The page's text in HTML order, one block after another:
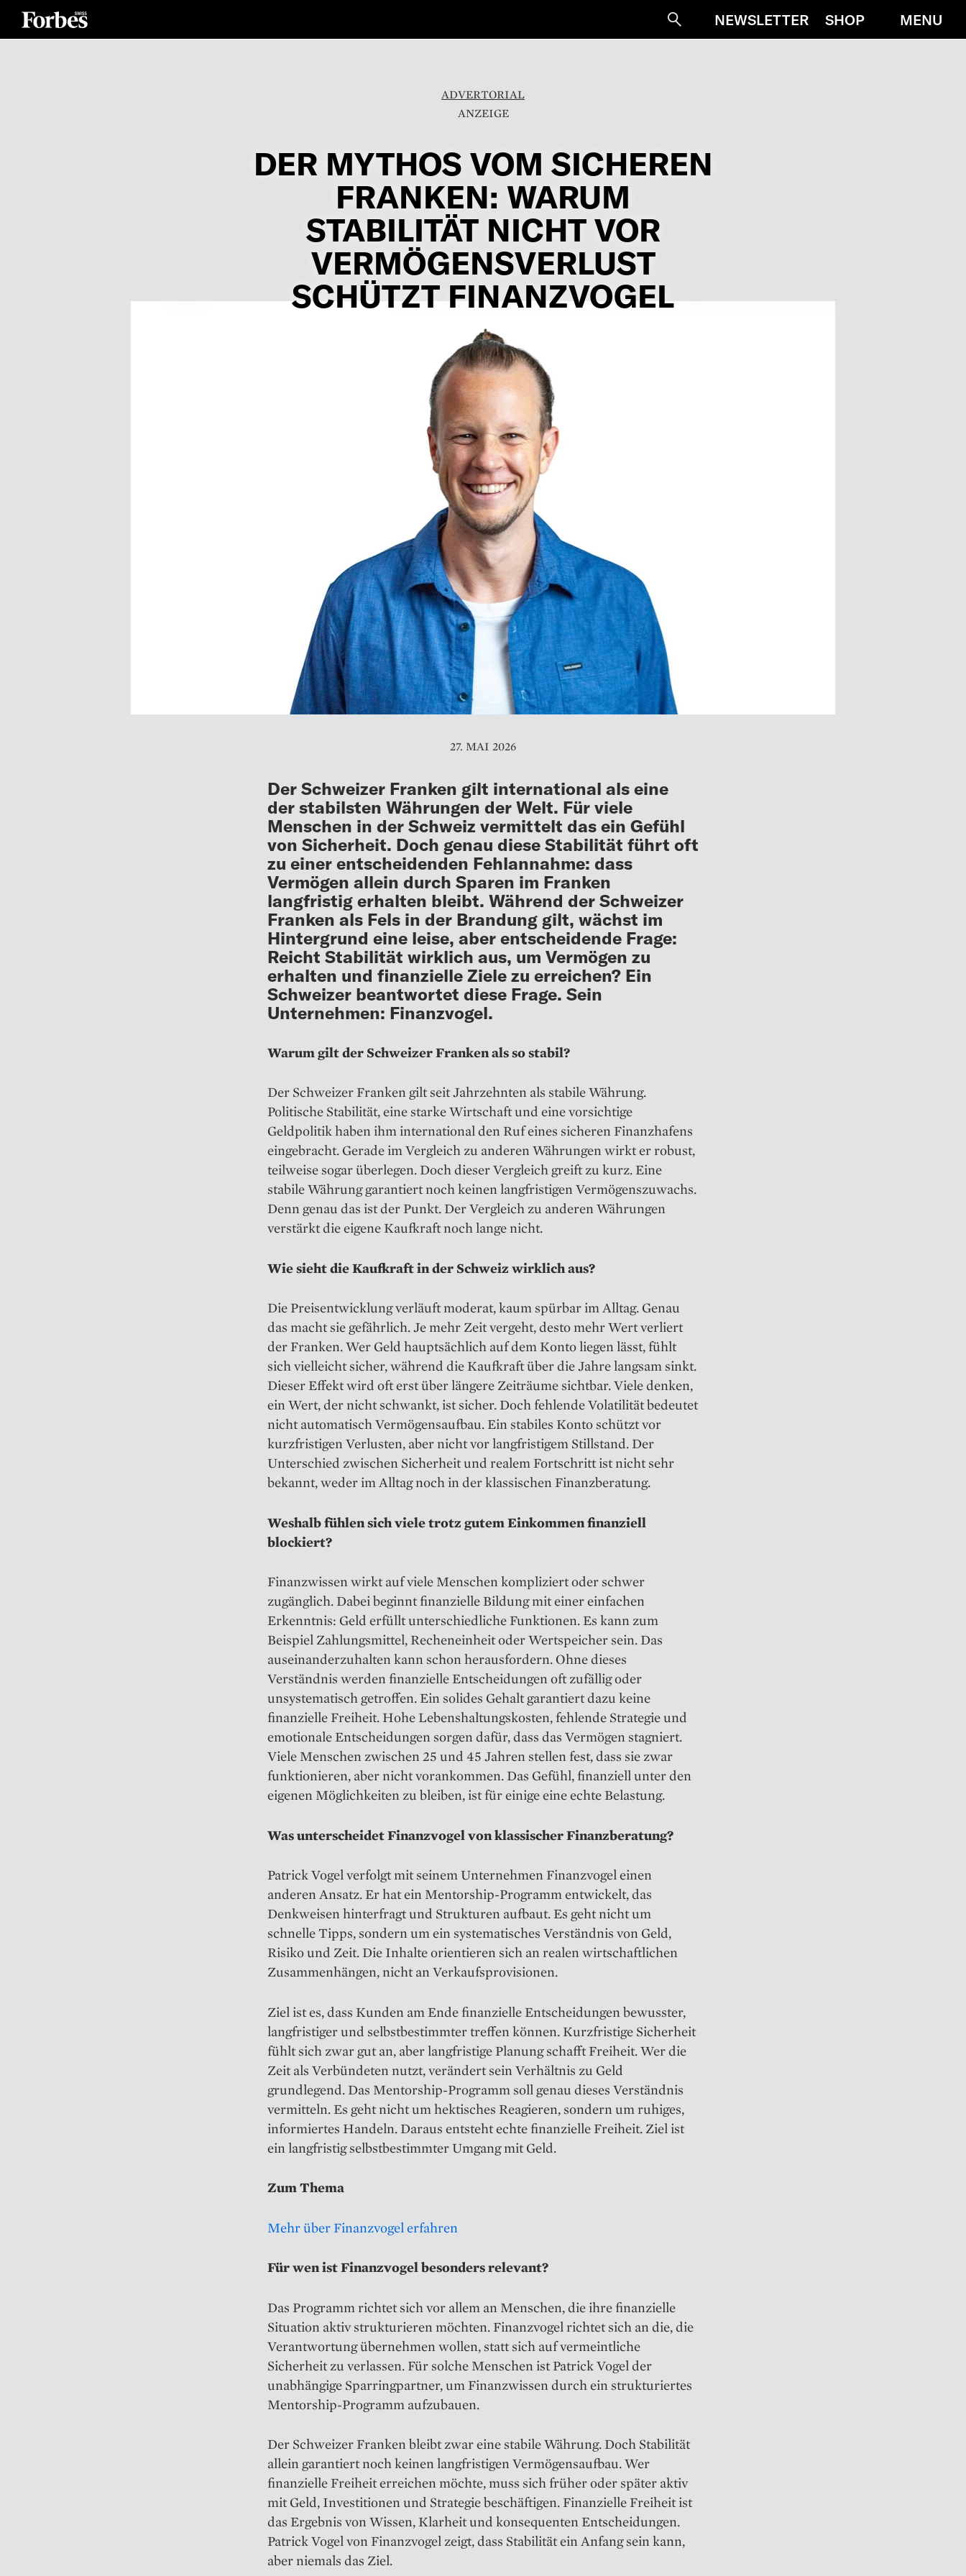
SucheNEWSLETTER SHOP MENU
ADVERTORIAL
DER MYTHOS VOM SICHEREN
FRANKEN: WARUM
STABILITÄT NICHT VOR
VERMÖGENSVERLUST
SCHÜTZT FINANZVOGEL
27. MAI 2026
Der Schweizer Franken gilt international als eine
der stabilsten Währungen der Welt. Für viele
Menschen in der Schweiz vermittelt das ein Gefühl
von Sicherheit. Doch genau diese Stabilität führt oft
zu einer entscheidenden Fehlannahme: dass
Vermögen allein durch Sparen im Franken
langfristig erhalten bleibt. Während der Schweizer
Franken als Fels in der Brandung gilt, wächst im
Hintergrund eine leise, aber entscheidende Frage:
Reicht Stabilität wirklich aus, um Vermögen zu
erhalten und finanzielle Ziele zu erreichen? Ein
Schweizer beantwortet diese Frage. Sein
Unternehmen: Finanzvogel.
Warum gilt der Schweizer Franken als so stabil?
Der Schweizer Franken gilt seit Jahrzehnten als stabile Währung.
Politische Stabilität, eine starke Wirtschaft und eine vorsichtige
Geldpolitik haben ihm international den Ruf eines sicheren Finanzhafens
eingebracht. Gerade im Vergleich zu anderen Währungen wirkt er robust,
teilweise sogar überlegen. Doch dieser Vergleich greift zu kurz. Eine
stabile Währung garantiert noch keinen langfristigen Vermögenszuwachs.
Denn genau das ist der Punkt. Der Vergleich zu anderen Währungen
verstärkt die eigene Kaufkraft noch lange nicht.
Wie sieht die Kaufkraft in der Schweiz wirklich aus?
Die Preisentwicklung verläuft moderat, kaum spürbar im Alltag. Genau
das macht sie gefährlich. Je mehr Zeit vergeht, desto mehr Wert verliert
der Franken. Wer Geld hauptsächlich auf dem Konto liegen lässt, fühlt
sich vielleicht sicher, während die Kaufkraft über die Jahre langsam sinkt.
Dieser Effekt wird oft erst über längere Zeiträume sichtbar. Viele denken,
ein Wert, der nicht schwankt, ist sicher. Doch fehlende Volatilität bedeutet
nicht automatisch Vermögensaufbau. Ein stabiles Konto schützt vor
kurzfristigen Verlusten, aber nicht vor langfristigem Stillstand. Der
Unterschied zwischen Sicherheit und realem Fortschritt ist nicht sehr
bekannt, weder im Alltag noch in der klassischen Finanzberatung.
Weshalb fühlen sich viele trotz gutem Einkommen finanziell
blockiert?
Finanzwissen wirkt auf viele Menschen kompliziert oder schwer
zugänglich. Dabei beginnt finanzielle Bildung mit einer einfachen
Erkenntnis: Geld erfüllt unterschiedliche Funktionen. Es kann zum
Beispiel Zahlungsmittel, Recheneinheit oder Wertspeicher sein. Das
auseinanderzuhalten kann schon herausfordern. Ohne dieses
Verständnis werden finanzielle Entscheidungen oft zufällig oder
unsystematisch getroffen. Ein solides Gehalt garantiert dazu keine
finanzielle Freiheit. Hohe Lebenshaltungskosten, fehlende Strategie und
emotionale Entscheidungen sorgen dafür, dass das Vermögen stagniert.
Viele Menschen zwischen 25 und 45 Jahren stellen fest, dass sie zwar
funktionieren, aber nicht vorankommen. Das Gefühl, finanziell unter den
eigenen Möglichkeiten zu bleiben, ist für einige eine echte Belastung.
Was unterscheidet Finanzvogel von klassischer Finanzberatung?
Patrick Vogel verfolgt mit seinem Unternehmen Finanzvogel einen
anderen Ansatz. Er hat ein Mentorship-Programm entwickelt, das
Denkweisen hinterfragt und Strukturen aufbaut. Es geht nicht um
schnelle Tipps, sondern um ein systematisches Verständnis von Geld,
Risiko und Zeit. Die Inhalte orientieren sich an realen wirtschaftlichen
Zusammenhängen, nicht an Verkaufsprovisionen.
Ziel ist es, dass Kunden am Ende finanzielle Entscheidungen bewusster,
langfristiger und selbstbestimmter treffen können. Kurzfristige Sicherheit
fühlt sich zwar gut an, aber langfristige Planung schafft Freiheit. Wer die
Zeit als Verbündeten nutzt, verändert sein Verhältnis zu Geld
grundlegend. Das Mentorship-Programm soll genau dieses Verständnis
vermitteln. Es geht nicht um hektisches Reagieren, sondern um ruhiges,
informiertes Handeln. Daraus entsteht echte finanzielle Freiheit. Ziel ist
ein langfristig selbstbestimmter Umgang mit Geld.
Zum Thema
Mehr über Finanzvogel erfahren
Für wen ist Finanzvogel besonders relevant?
Das Programm richtet sich vor allem an Menschen, die ihre finanzielle
Situation aktiv strukturieren möchten. Finanzvogel richtet sich an die, die
Verantwortung übernehmen wollen, statt sich auf vermeintliche
Sicherheit zu verlassen. Für solche Menschen ist Patrick Vogel der
unabhängige Sparringpartner, um Finanzwissen durch ein strukturiertes
Mentorship-Programm aufzubauen.
Der Schweizer Franken bleibt zwar eine stabile Währung. Doch Stabilität
allein garantiert noch keinen langfristigen Vermögensaufbau. Wer
finanzielle Freiheit erreichen möchte, muss sich früher oder später aktiv
mit Geld, Investitionen und Strategie beschäftigen. Finanzielle Freiheit ist
das Ergebnis von Wissen, Klarheit und konsequenten Entscheidungen.
Patrick Vogel von Finanzvogel zeigt, dass Stabilität ein Anfang sein kann,
aber niemals das Ziel.